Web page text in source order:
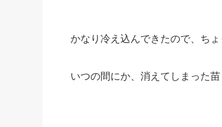
かなり冷え込んできたので、ち
いつの間にか、消えてしまった苗